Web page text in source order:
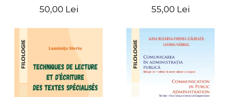
50,00 Lei 55,00 Lei